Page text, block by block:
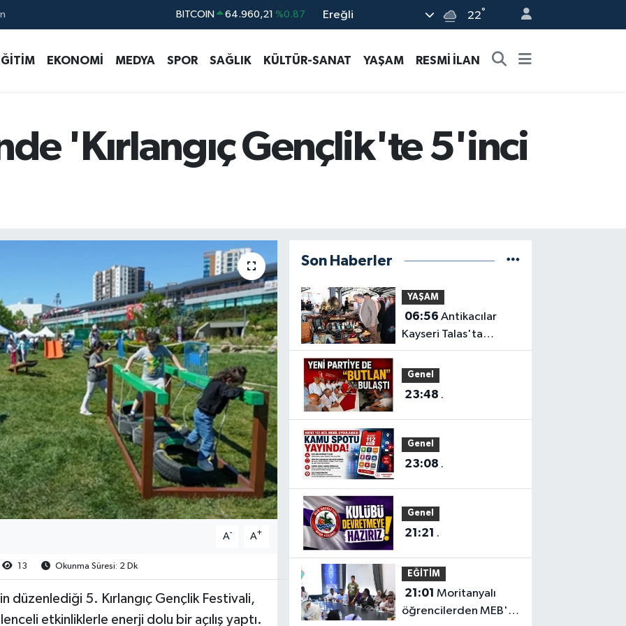
DOLAR 47,7436 %0.18
STERLİN 64,4811 %0.38
Ereğli 22°
EKONOMİ MEDYA SPOR SAĞLIK KÜLTÜR-SANAT YAŞAM RESMİ İLAN
'Kırlangıç Gençlik'te 5'inci
A- A+
13 Okunma Süresi: 2 Dk
düzenlediği 5. Kırlangıç Gençlik Festivali,
etkinliklerle enerji dolu bir açılış yaptı.
Son Haberler
YAŞAM
06:56 Antikacılar
Kayseri Talas'ta
buluşuyor
Genel
23:48 .
Genel
23:08 .
Genel
21:21 .
EĞİTİM
21:01 Moritanyalı
öğrencilerden MEB'e